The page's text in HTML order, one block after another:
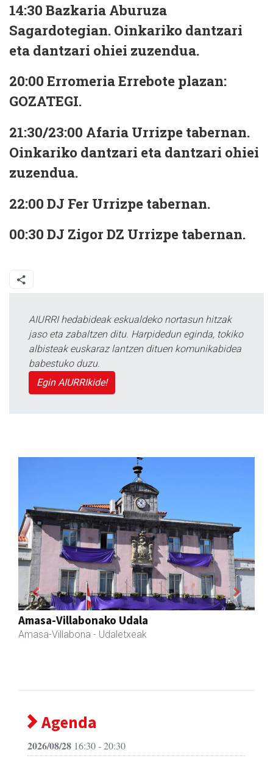
14:30 Bazkaria Aburuza
Sagardotegian. Oinkariko dantzari
eta dantzari ohiei zuzendua.
20:00 Erromeria Errebote plazan:
GOZATEGI.
21:30/23:00 Afaria Urrizpe tabernan.
Oinkariko dantzari eta dantzari ohiei
zuzendua.
22:00 DJ Fer Urrizpe tabernan.
00:30 DJ Zigor DZ Urrizpe tabernan.
AIURRI hedabideak eskualdeko nortasun hitzak
jaso eta zabaltzen ditu. Harpidedun eginda, tokiko
albisteak euskaraz lantzen dituen komunikabidea
babestuko duzu.
Egin AIURRIkide!
Sahatsa belar-denda eta dietetika zentrua
Amasa-Villabona - Belar-denda
Previous Next
Agenda
2026/08/28 16:30 - 20:30